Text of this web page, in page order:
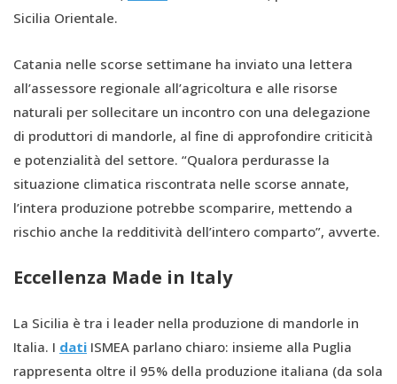
Sicilia Orientale.
Catania nelle scorse settimane ha inviato una lettera
all’assessore regionale all’agricoltura e alle risorse
naturali per sollecitare un incontro con una delegazione
di produttori di mandorle, al fine di approfondire criticità
e potenzialità del settore. “Qualora perdurasse la
situazione climatica riscontrata nelle scorse annate,
l’intera produzione potrebbe scomparire, mettendo a
rischio anche la redditività dell’intero comparto”, avverte.
Eccellenza Made in Italy
La Sicilia è tra i leader nella produzione di mandorle in
Italia. I dati ISMEA parlano chiaro: insieme alla Puglia
rappresenta oltre il 95% della produzione italiana (da sola